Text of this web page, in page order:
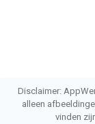
Disclaimer:
alleen
vinden